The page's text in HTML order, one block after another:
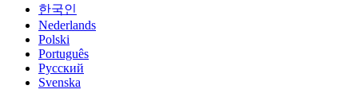
한국인
Nederlands
Polski
Português
Pусский
Svenska